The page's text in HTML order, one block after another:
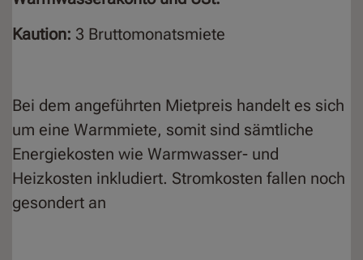
Kaution: 3 Bruttomonatsmiete
Bei dem angeführten Mietpreis handelt es sich
um eine Warmmiete, somit sind sämtliche
Energiekosten wie Warmwasser- und
Heizkosten inkludiert. Stromkosten fallen noch
gesondert an